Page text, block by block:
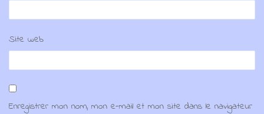
Site web
Enregistrer mon nom, mon e-mail et mon site dans le navigateur